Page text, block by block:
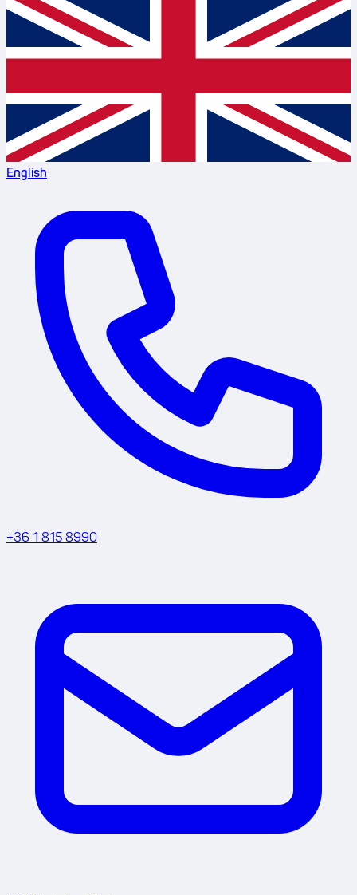
English
+36 1 815 8990